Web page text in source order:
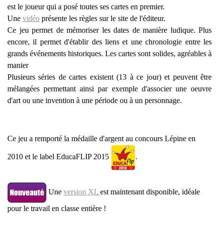
est le joueur qui a posé toutes ses cartes en premier.
Une vidéo présente les règles sur le site de l'éditeur.
Ce jeu permet de mémoriser les dates de manière ludique. Plus
encore, il permet d'établir des liens et une chronologie entre les
grands événements historiques. Les cartes sont solides, agréables à
manier
Plusieurs séries de cartes existent (13 à ce jour) et peuvent être
mélangées permettant ainsi par exemple d'associer une oeuvre
d'art ou une invention à une période ou à un personnage.
Ce jeu a remporté la médaille d'argent au concours Lépine en
2010 et le label EducaFLIP 2015 .
Une version XL est maintenant disponible, idéale
pour le travail en classe entière !